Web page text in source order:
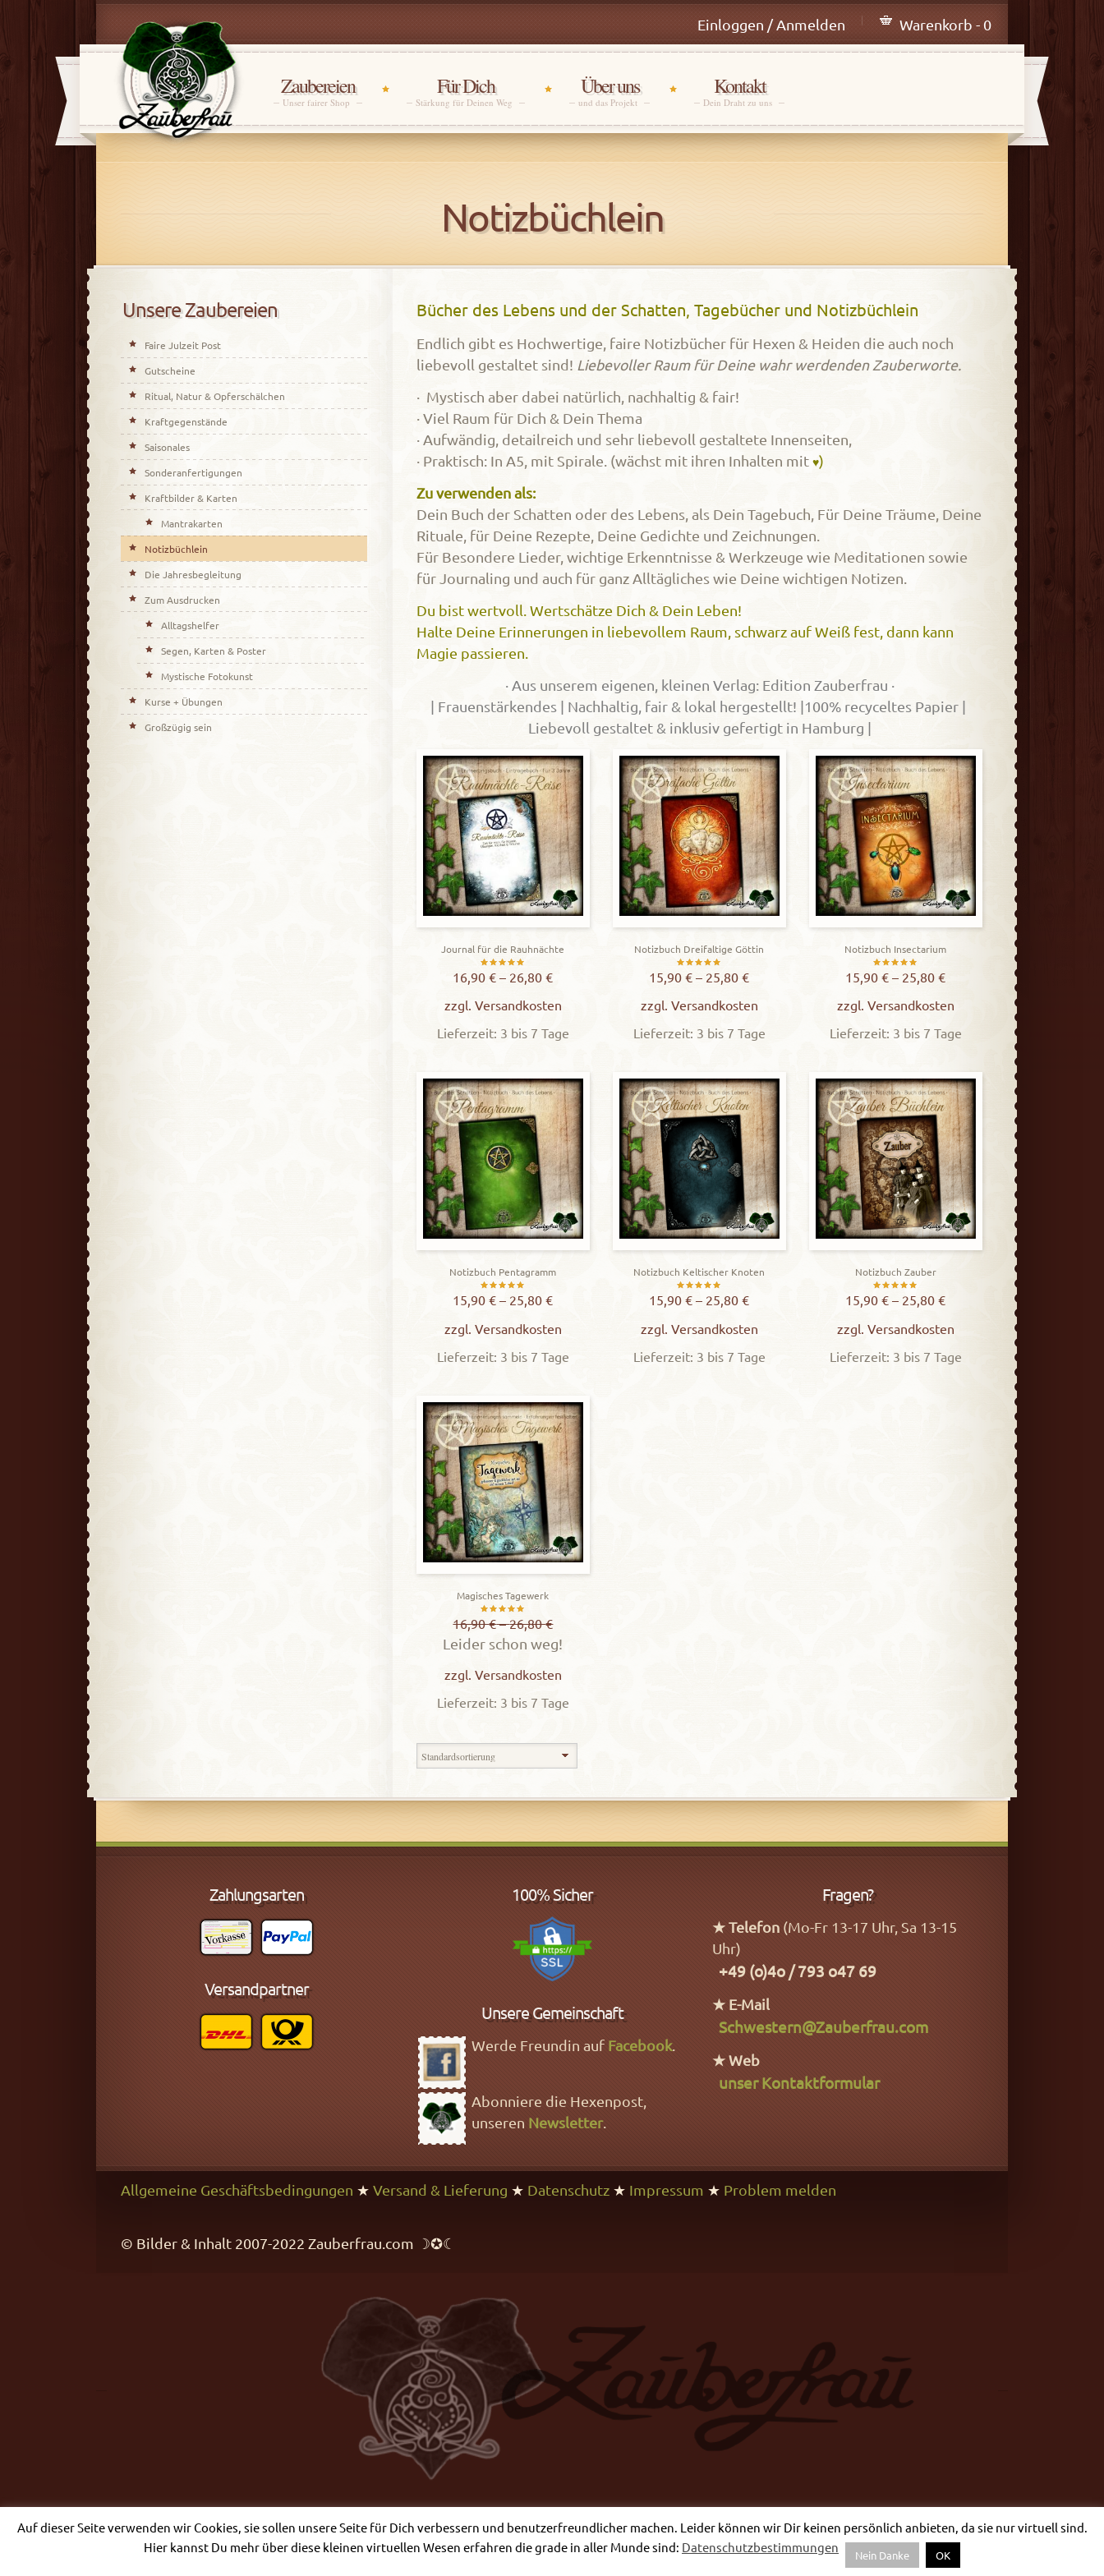
Einloggen / Anmelden Warenkorb - 0
Zaubereien
Unser fairer Shop
Für Dich
Stärkung für Deinen Weg
Über uns
und das Projekt
Kontakt
Dein Draht zu uns
Notizbüchlein
Bücher des Lebens und der Schatten, Tagebücher und Notizbüchlein
Endlich gibt es Hochwertige, faire Notizbücher für Hexen & Heiden die auch noch
liebevoll gestaltet sind! Liebevoller Raum für Deine wahr werdenden Zauberworte.
· Mystisch aber dabei natürlich, nachhaltig & fair!
· Viel Raum für Dich & Dein Thema
· Aufwändig, detailreich und sehr liebevoll gestaltete Innenseiten,
· Praktisch: In A5, mit Spirale. (wächst mit ihren Inhalten mit ♥)
Zu verwenden als:
Dein Buch der Schatten oder des Lebens, als Dein Tagebuch, Für Deine Träume, Deine
Rituale, für Deine Rezepte, Deine Gedichte und Zeichnungen.
Für Besondere Lieder, wichtige Erkenntnisse & Werkzeuge wie Meditationen sowie
für Journaling und auch für ganz Alltägliches wie Deine wichtigen Notizen.
Du bist wertvoll. Wertschätze Dich & Dein Leben!
Halte Deine Erinnerungen in liebevollem Raum, schwarz auf Weiß fest, dann kann
Magie passieren.
· Aus unserem eigenen, kleinen Verlag: Edition Zauberfrau ·
| Frauenstärkendes | Nachhaltig, fair & lokal hergestellt! |100% recyceltes Papier |
Liebevoll gestaltet & inklusiv gefertigt in Hamburg |
Journal für die Rauhnächte
Bewertet
von 5
16,90€ – 26,80€
zzgl. Versandkosten
Lieferzeit: 3 bis 7 Tage
Notizbuch Dreifaltige Göttin
Bewertet
von 5
15,90€ – 25,80€
zzgl. Versandkosten
Lieferzeit: 3 bis 7 Tage
Notizbuch Insectarium
Bewertet
von 5
15,90€ – 25,80€
zzgl. Versandkosten
Lieferzeit: 3 bis 7 Tage
Notizbuch Pentagramm
Bewertet
von 5
15,90€ – 25,80€
zzgl. Versandkosten
Lieferzeit: 3 bis 7 Tage
Notizbuch Keltischer Knoten
Bewertet
von 5
15,90€ – 25,80€
zzgl. Versandkosten
Lieferzeit: 3 bis 7 Tage
Notizbuch Zauber
Bewertet
von 5
15,90€ – 25,80€
zzgl. Versandkosten
Lieferzeit: 3 bis 7 Tage
Magisches Tagewerk
Bewertet
mit
16,90€–26,80€
Leider schon weg!
zzgl. Versandkosten
Lieferzeit: 3 bis 7 Tage
Zeigt alle 7 Ergebnisse
Unsere Zaubereien
Faire Julzeit Post
Gutscheine
Ritual, Natur & Opferschälchen
Kraftgegenstände
Saisonales
Sonderanfertigungen
Kraftbilder & Karten
Mantrakarten
Notizbüchlein
Die Jahresbegleitung
Zum Ausdrucken
Alltagshelfer
Segen, Karten & Poster
Mystische Fotokunst
Kurse + Übungen
Großzügig sein
Zahlungsarten
Versandpartner
100% Sicher
Unsere Gemeinschaft
Werde Freundin auf Facebook.
Abonniere die Hexenpost,
unseren Newsletter.
Fragen?
★ Telefon (Mo-Fr 13-17 Uhr, Sa 13-15
Uhr)
+49 (o)4o / 793 o47 69
★ E-Mail
Schwestern@Zauberfrau.com
★ Web
unser Kontaktformular
Allgemeine Geschäftsbedingungen ★ Versand & Lieferung ★ Datenschutz ★ Impressum ★ Problem melden
© Bilder & Inhalt 2007-2022 Zauberfrau.com ☽✪☾
Auf dieser Seite verwenden wir Cookies, sie sollen unsere Seite für Dich verbessern und benutzerfreundlicher machen. Leider können wir Dir keinen persönlich anbieten, da sie nur virtuell sind.
Hier kannst Du mehr über diese kleinen virtuellen Wesen erfahren die grade in aller Munde sind: Datenschutzbestimmungen
Nein Danke OK